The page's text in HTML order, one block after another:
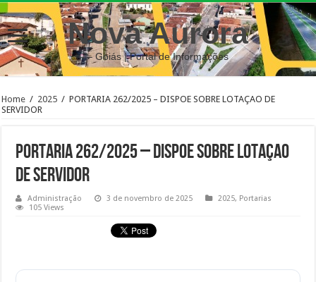
Nova Aurora
– Goiás | Portal de Informações
Home / 2025 / PORTARIA 262/2025 – DISPOE SOBRE LOTAÇAO DE
SERVIDOR
PORTARIA 262/2025 – DISPOE SOBRE LOTAÇAO
DE SERVIDOR
Administração 3 de novembro de 2025 2025, Portarias
105 Views